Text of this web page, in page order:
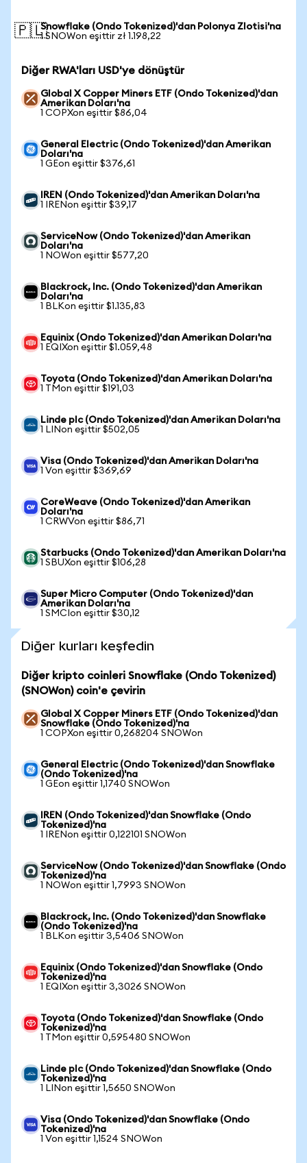
🇵🇱Snowflake (Ondo Tokenized)'dan Polonya Zlotisi'na
1 SNOWon eşittir zł 1.198,22
Diğer RWA'ları USD'ye dönüştür
Global X Copper Miners ETF (Ondo Tokenized)'dan
Amerikan Doları'na
1 COPXon eşittir $86,04
General Electric (Ondo Tokenized)'dan Amerikan
Doları'na
1 GEon eşittir $376,61
IREN (Ondo Tokenized)'dan Amerikan Doları'na
1 IRENon eşittir $39,17
ServiceNow (Ondo Tokenized)'dan Amerikan
Doları'na
1 NOWon eşittir $577,20
Blackrock, Inc. (Ondo Tokenized)'dan Amerikan
Doları'na
1 BLKon eşittir $1.135,83
Equinix (Ondo Tokenized)'dan Amerikan Doları'na
1 EQIXon eşittir $1.059,48
Toyota (Ondo Tokenized)'dan Amerikan Doları'na
1 TMon eşittir $191,03
Linde plc (Ondo Tokenized)'dan Amerikan Doları'na
1 LINon eşittir $502,05
Visa (Ondo Tokenized)'dan Amerikan Doları'na
1 Von eşittir $369,69
CoreWeave (Ondo Tokenized)'dan Amerikan
Doları'na
1 CRWVon eşittir $86,71
Starbucks (Ondo Tokenized)'dan Amerikan Doları'na
1 SBUXon eşittir $106,28
Super Micro Computer (Ondo Tokenized)'dan
Amerikan Doları'na
1 SMCIon eşittir $30,12
Diğer kurları keşfedin
Diğer kripto coinleri Snowflake (Ondo Tokenized)
(SNOWon) coin'e çevirin
Global X Copper Miners ETF (Ondo Tokenized)'dan
Snowflake (Ondo Tokenized)'na
1 COPXon eşittir 0,268204 SNOWon
General Electric (Ondo Tokenized)'dan Snowflake
(Ondo Tokenized)'na
1 GEon eşittir 1,1740 SNOWon
IREN (Ondo Tokenized)'dan Snowflake (Ondo
Tokenized)'na
1 IRENon eşittir 0,122101 SNOWon
ServiceNow (Ondo Tokenized)'dan Snowflake (Ondo
Tokenized)'na
1 NOWon eşittir 1,7993 SNOWon
Blackrock, Inc. (Ondo Tokenized)'dan Snowflake
(Ondo Tokenized)'na
1 BLKon eşittir 3,5406 SNOWon
Equinix (Ondo Tokenized)'dan Snowflake (Ondo
Tokenized)'na
1 EQIXon eşittir 3,3026 SNOWon
Toyota (Ondo Tokenized)'dan Snowflake (Ondo
Tokenized)'na
1 TMon eşittir 0,595480 SNOWon
Linde plc (Ondo Tokenized)'dan Snowflake (Ondo
Tokenized)'na
1 LINon eşittir 1,5650 SNOWon
Visa (Ondo Tokenized)'dan Snowflake (Ondo
Tokenized)'na
1 Von eşittir 1,1524 SNOWon